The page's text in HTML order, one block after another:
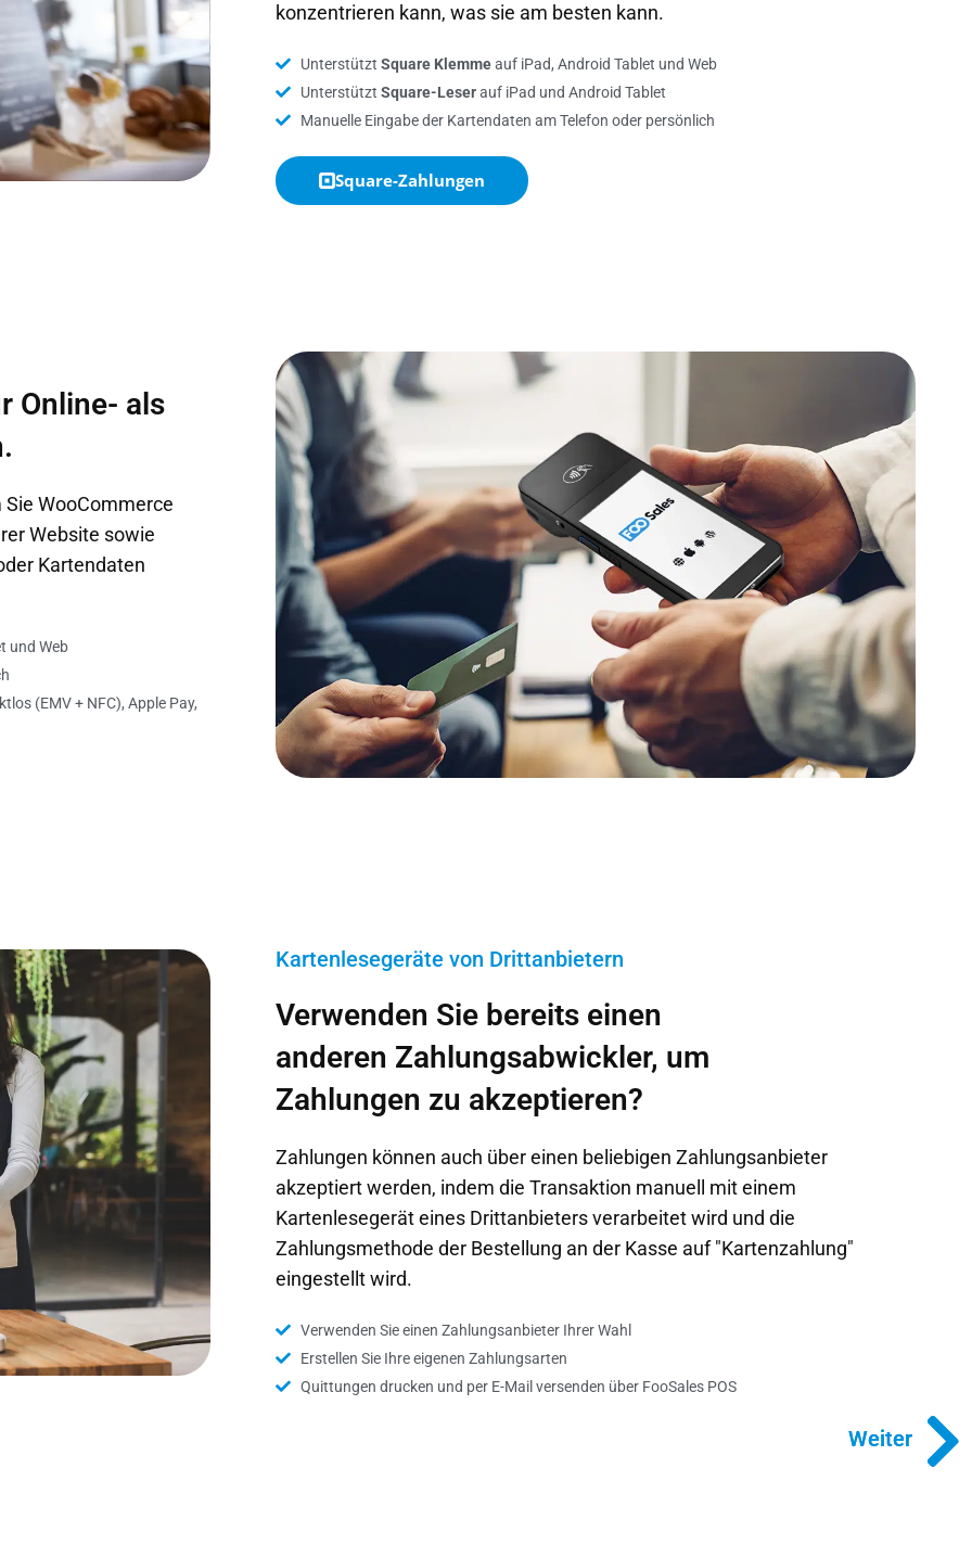
Weiter
konzentrieren kann, was sie am besten kann.
Unterstützt Square Klemmeauf iPad, Android Tablet und Web
Unterstützt Square-Leserauf iPad und Android Tablet
Manuelle Eingabe der Kartendaten am Telefon oder persönlich
Square-Zahlungen
Online- als
WooCommerce
Website sowie
Kartendaten
und Web
(EMV + NFC), Apple Pay,
Kartenlesegeräte von Drittanbietern
Verwenden Sie bereits einen
anderen Zahlungsabwickler, um
Zahlungen zu akzeptieren?
Zahlungen können auch über einen beliebigen Zahlungsanbieter
akzeptiert werden, indem die Transaktion manuell mit einem
Kartenlesegerät eines Drittanbieters verarbeitet wird und die
Zahlungsmethode der Bestellung an der Kasse auf "Kartenzahlung"
eingestellt wird.
Verwenden Sie einen Zahlungsanbieter Ihrer Wahl
Erstellen Sie Ihre eigenen Zahlungsarten
Quittungen drucken und per E-Mail versenden über FooSales POS
Weiter